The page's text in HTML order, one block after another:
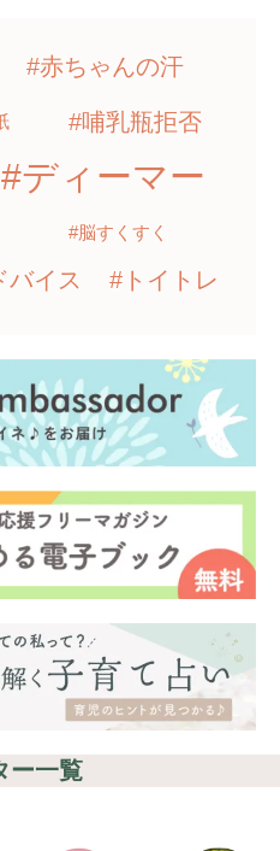
#赤ちゃんの汗
#哺乳瓶拒否
#ディーマー
#脳すくすく
バイス #トイトレ
ー一覧